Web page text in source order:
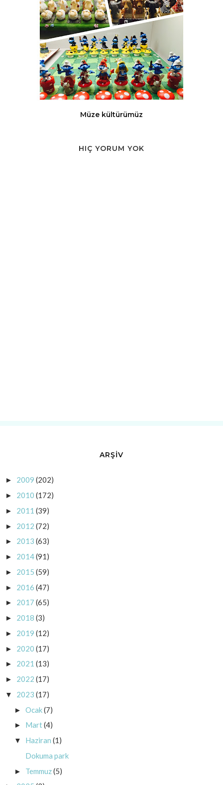
Müze kültürümüz
HIÇ YORUM YOK
ARŞİV
► 2009 (202)
► 2010 (172)
► 2011 (39)
► 2012 (72)
► 2013 (63)
► 2014(91)
► 2015 (59)
► 2016 (47)
► 2017 (65)
► 2018 (3)
► 2019 (12)
► 2020 (17)
► 2021 (13)
► 2022 (17)
▼ 2023 (17)
► Ocak(7)
► Mart(4)
▼ Haziran (1)
Dokuma park
► Temmuz(5)